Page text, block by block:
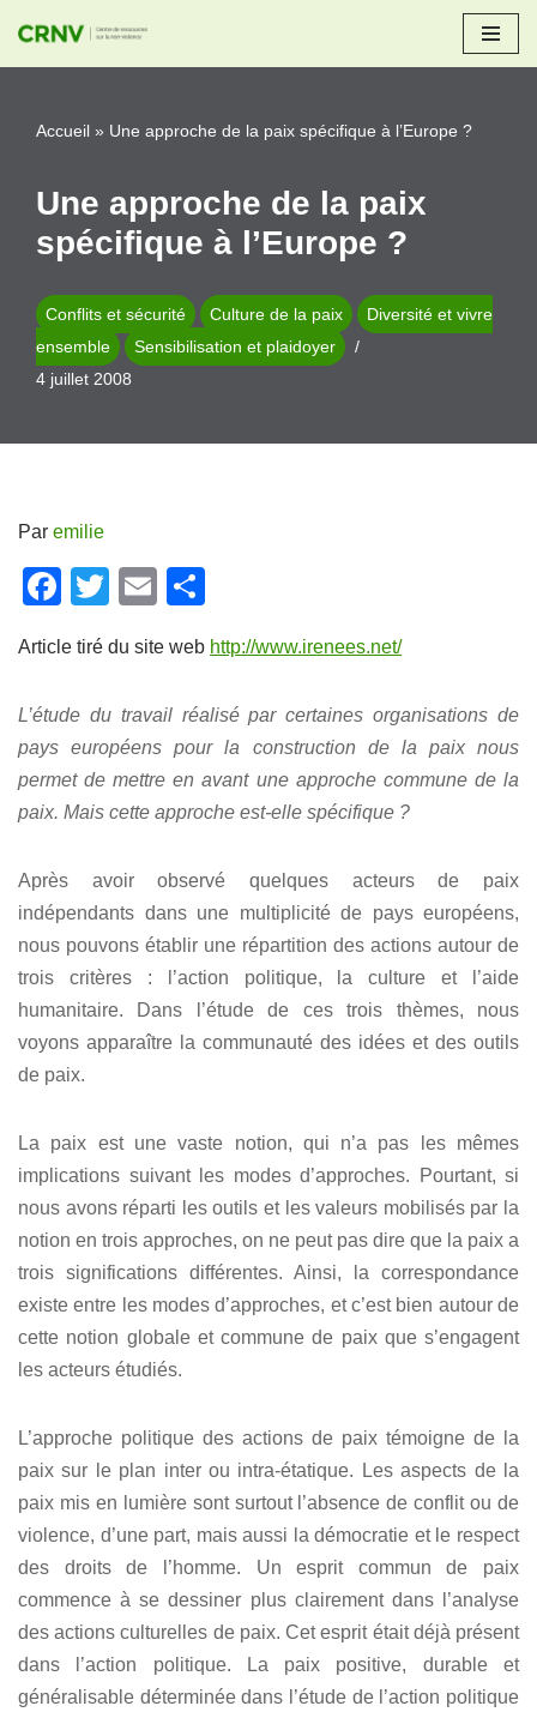
Aller
contenu
Accueil » Une approche de la paix spécifique à l’Europe ?
Une approche de la paix
spécifique à l’Europe ?
Conflits et sécurité Culture de la paix
Diversité et vivre
ensemble
Sensibilisation et plaidoyer
4 juillet 2008
Par emilie
F
c
e
b
o
o
T
tt
er
E
ail ta
g
er
Article tiré du site web http://www.irenees.net/
L’étude du travail réalisé par certaines organisations de
pays européens pour la construction de la paix nous
permet de mettre en avant une approche commune de la
paix. Mais cette approche est-elle spécifique ?
Après avoir observé quelques acteurs de paix
indépendants dans une multiplicité de pays européens,
nous pouvons établir une répartition des actions autour de
trois critères : l’action politique, la culture et l’aide
humanitaire. Dans l’étude de ces trois thèmes, nous
voyons apparaître la communauté des idées et des outils
de paix.
La paix est une vaste notion, qui n’a pas les mêmes
implications suivant les modes d’approches. Pourtant, si
nous avons réparti les outils et les valeurs mobilisés par la
notion en trois approches, on ne peut pas dire que la paix a
trois significations différentes. Ainsi, la correspondance
existe entre les modes d’approches, et c’est bien autour de
cette notion globale et commune de paix que s’engagent
les acteurs étudiés.
L’approche politique des actions de paix témoigne de la
paix sur le plan inter ou intra-étatique. Les aspects de la
paix mis en lumière sont surtout l’absence de conflit ou de
violence, d’une part, mais aussi la démocratie et le respect
des droits de l’homme. Un esprit commun de paix
commence à se dessiner plus clairement dans l’analyse
des actions culturelles de paix. Cet esprit était déjà présent
dans l’action politique. La paix positive, durable et
généralisable déterminée dans l’étude de l’action politique